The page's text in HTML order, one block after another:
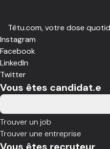
Têtu.com, votre dose
Instagram
Facebook
LinkedIn
Twitter
Vous êtes candidat.e
Trouver un job
Trouver une entreprise